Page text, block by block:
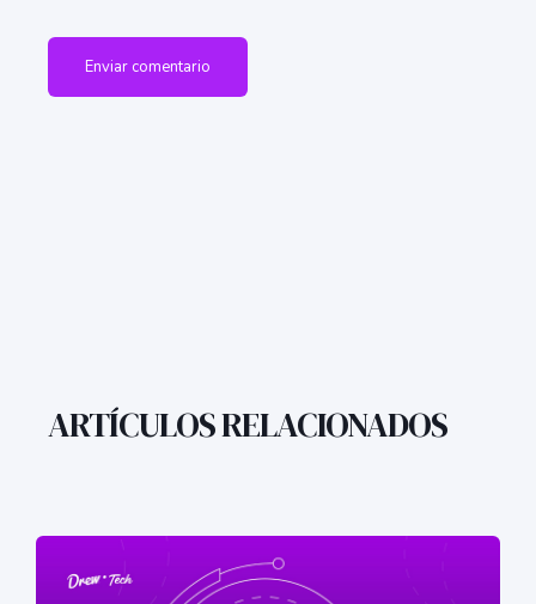
ARTÍCULOS RELACIONADOS